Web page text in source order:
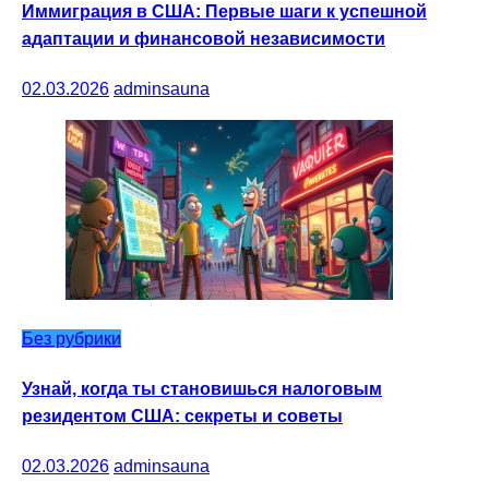
Иммиграция в США: Первые шаги к успешной
адаптации и финансовой независимости
02.03.2026 adminsauna
Без рубрики
Узнай, когда ты становишься налоговым
резидентом США: секреты и советы
02.03.2026 adminsauna